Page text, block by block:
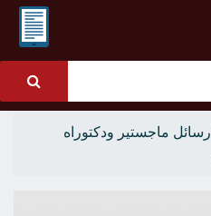
رسائل ماجستير ودكتوراه